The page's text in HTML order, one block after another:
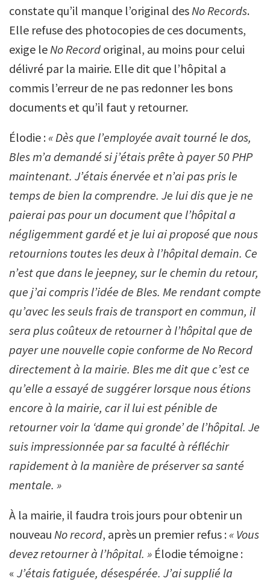
constate qu’il manque l’original desNo Records.
Elle refuse des photocopies de ces documents,
exige leNo Record original, au moins pour celui
délivré par la mairie. Elle dit que l’hôpital a
commis l’erreur de ne pas redonner les bons
documents et qu’il faut y retourner.
Élodie : « Dès que l’employée avait tourné le dos,
Bles m’a demandé si j’étais prête à payer 50 PHP
maintenant. J’étais énervée et n’ai pas pris le
temps de bien la comprendre. Je lui dis que je ne
paierai pas pour un document que l’hôpital a
négligemment gardé et je lui ai proposé que nous
retournions toutes les deux à l’hôpital demain. Ce
n’est que dans le jeepney, sur le chemin du retour,
que j’ai compris l’idée de Bles. Me rendant compte
qu’avec les seuls frais de transport en commun, il
sera plus coûteux de retourner à l’hôpital que de
payer une nouvelle copie conforme de No Record
directement à la mairie. Bles me dit que c’est ce
qu’elle a essayé de suggérer lorsque nous étions
encore à la mairie, car il lui est pénible de
retourner voir la ‘dame qui gronde’ de l’hôpital. Je
suis impressionnée par sa faculté à réfléchir
rapidement à la manière de préserver sa santé
mentale. »
À la mairie, il faudra trois jours pour obtenir un
nouveau No record, après un premier refus : « Vous
devez retourner à l’hôpital. » Élodie témoigne :
« J’étais fatiguée, désespérée. J’ai supplié la